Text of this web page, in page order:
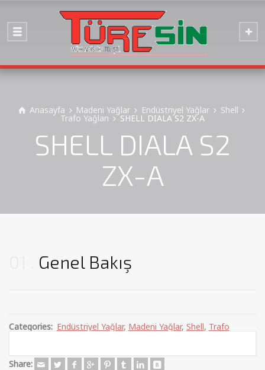
Anasayfa Madeni Yağlar Endüstriyel Yağlar Shell
Trafo Yağları SHELL DIALA S2 ZX-A
SHELL DIALA S2
ZX-A
Genel Bakış
Categories: Endüstriyel Yağlar, Madeni Yağlar, Shell, Trafo
Share: